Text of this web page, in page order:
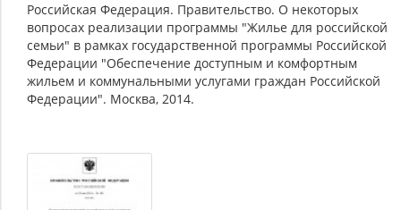
Российская Федерация. Правительство. О некоторых
вопросах реализации программы "Жилье для российской
семьи" в рамках государственной программы Российской
Федерации "Обеспечение доступным и комфортным
жильем и коммунальными услугами граждан Российской
Федерации". Москва, 2014.